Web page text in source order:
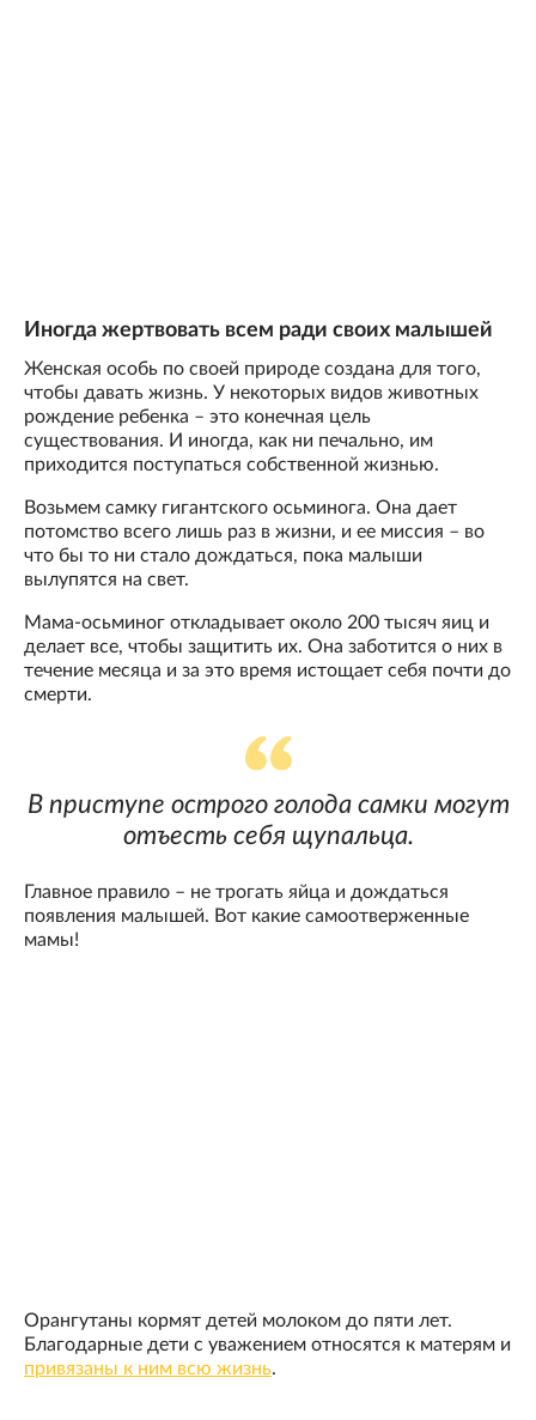
Иногда жертвовать всем ради своих малышей
Женская особь по своей природе создана для того,
чтобы давать жизнь. У некоторых видов животных
рождение ребенка – это конечная цель
существования. И иногда, как ни печально, им
приходится поступаться собственной жизнью.
Возьмем самку гигантского осьминога. Она дает
потомство всего лишь раз в жизни, и ее миссия – во
что бы то ни стало дождаться, пока малыши
вылупятся на свет.
Мама-осьминог откладывает около 200 тысяч яиц и
делает все, чтобы защитить их. Она заботится о них в
течение месяца и за это время истощает себя почти до
смерти.
В приступе острого голода самки могут
отъесть себя щупальца.
Главное правило – не трогать яйца и дождаться
появления малышей. Вот какие самоотверженные
мамы!
Орангутаны кормят детей молоком до пяти лет.
Благодарные дети с уважением относятся к матерям и
привязаны к ним всю жизнь.